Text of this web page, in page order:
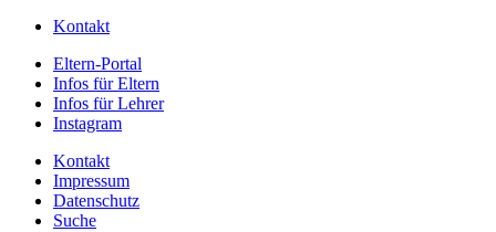
Kontakt
Eltern-Portal
Infos für Eltern
Infos für Lehrer
Instagram
Kontakt
Impressum
Datenschutz
Suche